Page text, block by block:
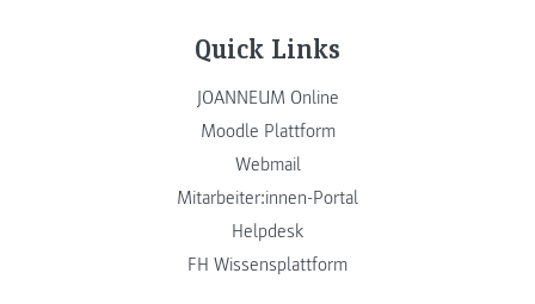
Quick Links
JOANNEUM Online
Moodle Plattform
Webmail
Mitarbeiter:innen-Portal
Helpdesk
FH Wissensplattform